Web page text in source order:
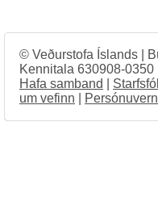
© Veðurstofa Íslands |
Kennitala 630908-0350
Hafa samband
um vefinn